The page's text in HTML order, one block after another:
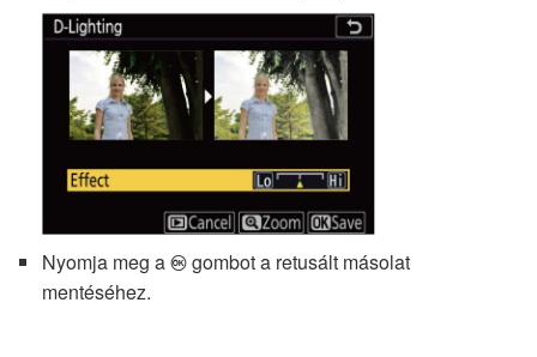
Nyomja meg a J gombot a retusált másolat
mentéséhez.